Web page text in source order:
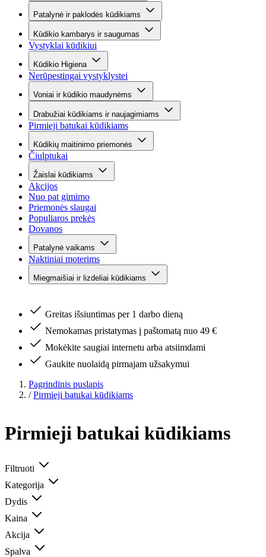
Patalynė ir paklodės kūdikiams
Kūdikio kambarys ir saugumas
Vystyklai kūdikiui
Kūdikio Higiena
Nerūpestingai vystyklystei
Voniai ir kūdikio maudynėms
Drabužiai kūdikiams ir naujagimiams
Pirmieji batukai kūdikiams
Kūdikių maitinimo priemonės
Čiulptukai
Žaislai kūdikiams
Akcijos
Nuo pat gimimo
Priemonės slaugai
Populiaros prekės
Dovanos
Patalynė vaikams
Naktiniai moterims
Miegmaišiai ir lizdeliai kūdikiams
Greitas išsiuntimas per 1 darbo dieną
Nemokamas pristatymas į paštomatą nuo 49 €
Mokėkite saugiai internetu arba atsiimdami
Gaukite nuolaidą pirmajam užsakymui
Pagrindinis puslapis
/ Pirmieji batukai kūdikiams
Pirmieji batukai kūdikiams
Filtruoti
Kategorija
Dydis
Kaina
Akcija
Spalva